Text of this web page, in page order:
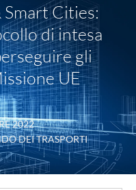
Cities:
di intesa
gli
UE
2022
DEI TRASPORTI